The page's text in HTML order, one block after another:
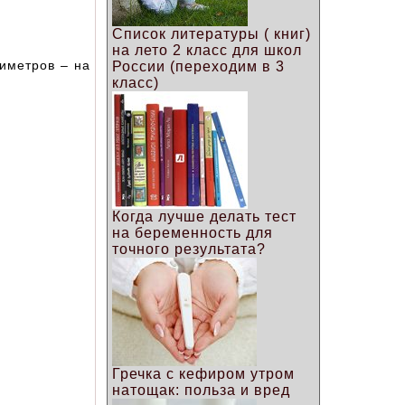
– на
Список литературы ( книг)
на лето 2 класс для школ
России (переходим в 3
класс)
Когда лучше делать тест
на беременность для
точного результата?
Гречка с кефиром утром
натощак: польза и вред